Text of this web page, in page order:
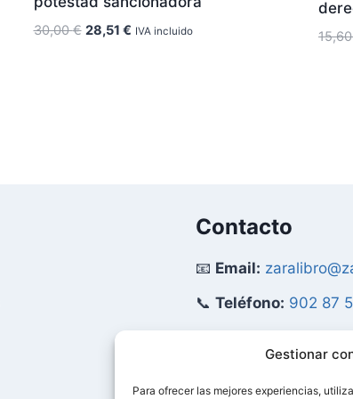
Gestionar
Para ofrecer las mejores experiencias,
30,00€ El
28,51 €ElIVA incluido
Contacto
📧 Email:
📞 Teléfono: 902 87
Mi Cuenta